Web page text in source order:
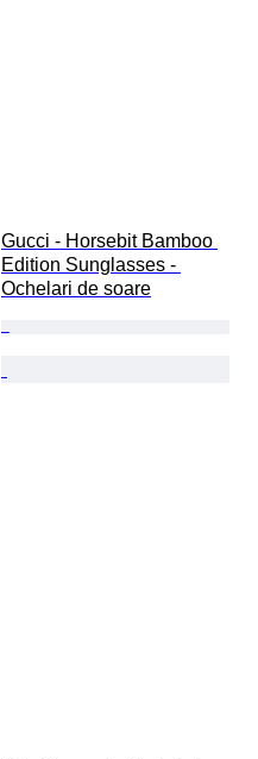
Gucci - Horsebit Bamboo
Edition Sunglasses -
Ochelari de soare